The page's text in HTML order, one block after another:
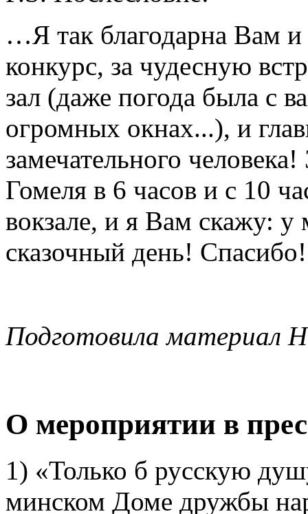
…Я так благодарна Вам и
конкурс, за чудесную
зал (даже погода была с
огромных окнах...), и
замечательного
Гомеля в 6 часов и с 10
вокзале, и я Вам скажу:
сказочный день!
Подготовила материал
О мероприятии в
1) «Только б русскую
минском Доме дружбы